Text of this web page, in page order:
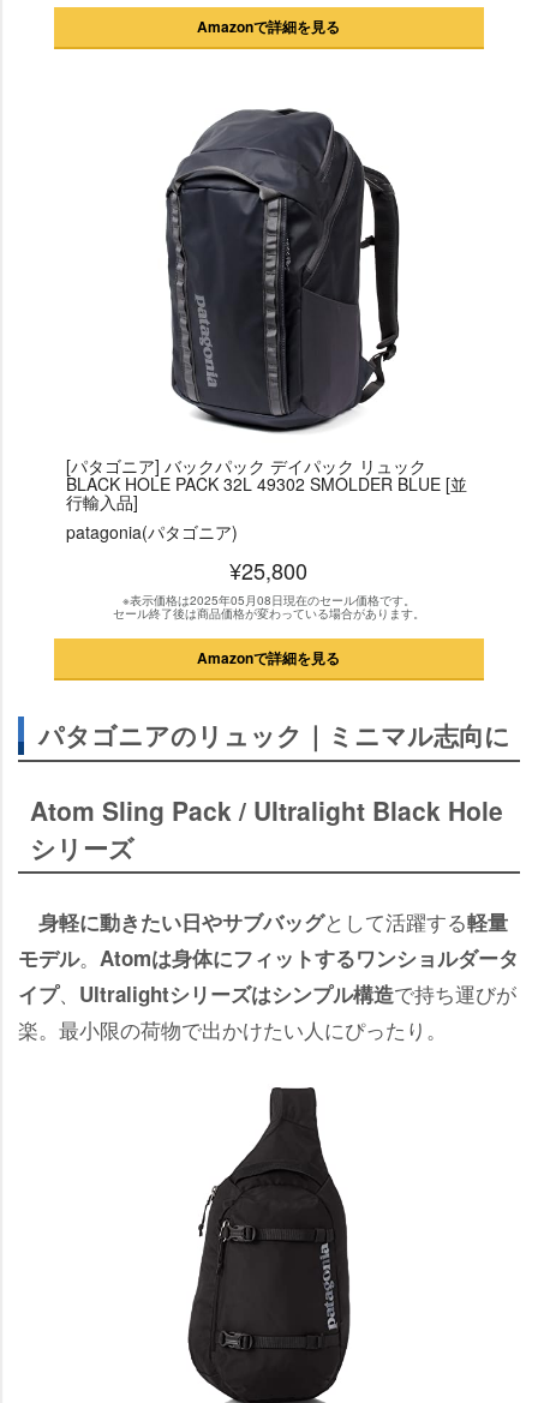
Amazonで詳細を見る
[パタゴニア] バックパック デイパック リュック
BLACK HOLE PACK 32L 49302 SMOLDER BLUE [並
行輸入品]
patagonia(パタゴニア)
¥25,800
※表示価格は2025年05月08日現在のセール価格です。
セール終了後は商品価格が変わっている場合があります。
Amazonで詳細を見る
パタゴニアのリュック｜ミニマル志向に
Atom Sling Pack / Ultralight Black Hole
シリーズ
身軽に動きたい日やサブバッグとして活躍する軽量
モデル。 Atomは身体にフィットするワンショルダータ
イプ、 Ultralightシリーズはシンプル構造で持ち運びが
楽。最小限の荷物で出かけたい人にぴったり。